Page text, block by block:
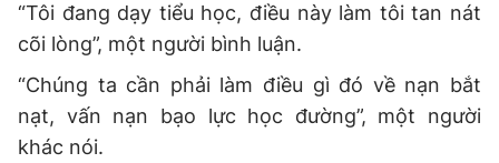
“Tôi đang dạy tiểu học, điều này làm tôi tan nát
cõi lòng”, một người bình luận.
“Chúng ta cần phải làm điều gì đó về nạn bắt
nạt, vấn nạn bạo lực học đường”, một người
khác nói.